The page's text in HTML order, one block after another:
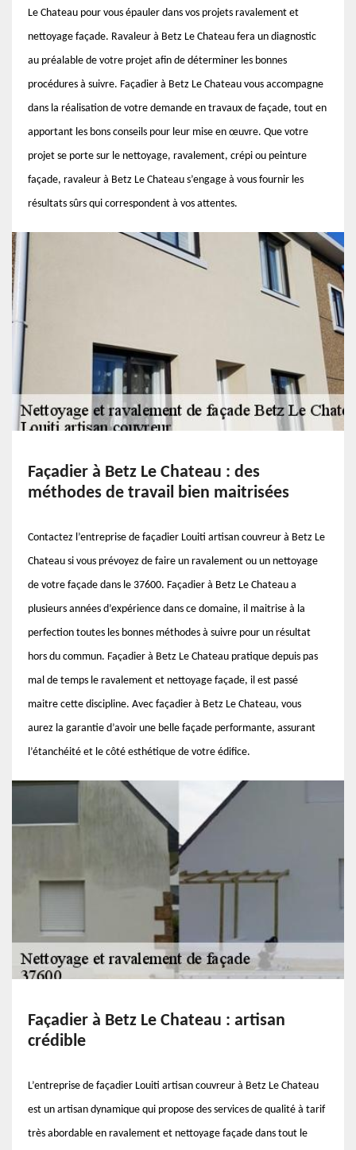
Le Chateau pour vous épauler dans vos projets ravalement et
nettoyage façade. Ravaleur à Betz Le Chateau fera un diagnostic
au préalable de votre projet afin de déterminer les bonnes
procédures à suivre. Façadier à Betz Le Chateau vous accompagne
dans la réalisation de votre demande en travaux de façade, tout en
apportant les bons conseils pour leur mise en œuvre. Que votre
projet se porte sur le nettoyage, ravalement, crépi ou peinture
façade, ravaleur à Betz Le Chateau s’engage à vous fournir les
résultats sûrs qui correspondent à vos attentes.
Façadier à Betz Le Chateau : des
méthodes de travail bien maitrisées
Contactez l’entreprise de façadier Louiti artisan couvreur à Betz Le
Chateau si vous prévoyez de faire un ravalement ou un nettoyage
de votre façade dans le 37600. Façadier à Betz Le Chateau a
plusieurs années d’expérience dans ce domaine, il maitrise à la
perfection toutes les bonnes méthodes à suivre pour un résultat
hors du commun. Façadier à Betz Le Chateau pratique depuis pas
mal de temps le ravalement et nettoyage façade, il est passé
maitre cette discipline. Avec façadier à Betz Le Chateau, vous
aurez la garantie d’avoir une belle façade performante, assurant
l’étanchéité et le côté esthétique de votre édifice.
Façadier à Betz Le Chateau : artisan
crédible
L’entreprise de façadier Louiti artisan couvreur à Betz Le Chateau
est un artisan dynamique qui propose des services de qualité à tarif
très abordable en ravalement et nettoyage façade dans tout le